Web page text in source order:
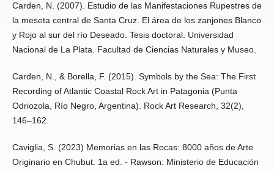
Carden, N. (2007). Estudio de las Manifestaciones Rupestres de
la meseta central de Santa Cruz. El área de los zanjones Blanco
y Rojo al sur del río Deseado. Tesis doctoral. Universidad
Nacional de La Plata. Facultad de Ciencias Naturales y Museo.
Carden, N., & Borella, F. (2015). Symbols by the Sea: The First
Recording of Atlantic Coastal Rock Art in Patagonia (Punta
Odriozola, Río Negro, Argentina). Rock Art Research, 32(2),
146–162.
Caviglia, S. (2023) Memorias en las Rocas: 8000 años de Arte
Originario en Chubut. 1a ed. - Rawson: Ministerio de Educación